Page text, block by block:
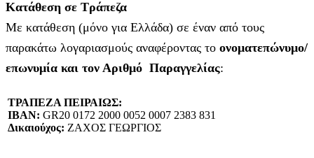
Κατάθεση σε Τράπεζα
Με κατάθεση (μόνο για Ελλάδα) σε έναν από τους
παρακάτω λογαριασμούς αναφέροντας το ονοματεπώνυμο/
επωνυμία και τον Αριθμό Παραγγελίας:
ΤΡΑΠΕΖΑ ΠΕΙΡΑΙΩΣ:
IBAN: GR20 0172 2000 0052 0007 2383 831
Δικαιούχος: ΖΑΧΟΣ ΓΕΩΡΓΙΟΣ